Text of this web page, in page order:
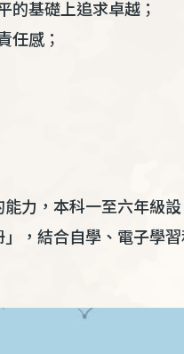
的基礎上追求卓越；
任感；
力，本科一至六年級
，結合自學、電子學